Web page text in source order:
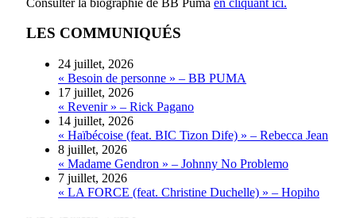
LES COMMUNIQUÉS
24 juillet, 2026
« Besoin de personne » – BB PUMA
17 juillet, 2026
« Revenir » – Rick Pagano
14 juillet, 2026
« Haïbécoise (feat. BIC Tizon Dife) » – Rebecca Jean
8 juillet, 2026
« Madame Gendron » – Johnny No Problemo
7 juillet, 2026
« LA FORCE (feat. Christine Duchelle) » – Hopiho